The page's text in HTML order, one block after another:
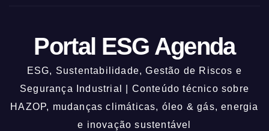
Portal ESG Agenda
ESG, Sustentabilidade, Gestão de Riscos e
Segurança Industrial | Conteúdo técnico sobre
HAZOP, mudanças climáticas, óleo & gás, energia
e inovação sustentável